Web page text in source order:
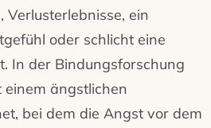
ein
oder schlicht eine
In der Bindungsforschung
ängstlichen
bei dem die Angst vor dem